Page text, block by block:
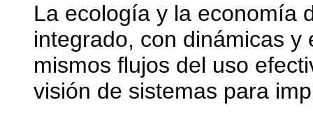
La ecología y la economía
integrado, con dinámicas
mismos flujos del uso
visión de sistemas para